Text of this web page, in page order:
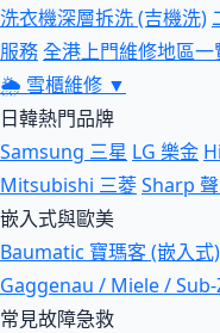
洗衣機深層拆洗 (吉機洗)
服務全港上門維修地區一
🌦 雪櫃維修 ▼
日韓熱門品牌
Samsung 三星 LG 樂金
Mitsubishi 三菱Sharp
嵌入式與歐美
Baumatic 寶瑪客 (嵌入式)
Gaggenau / Miele /
常見故障急救